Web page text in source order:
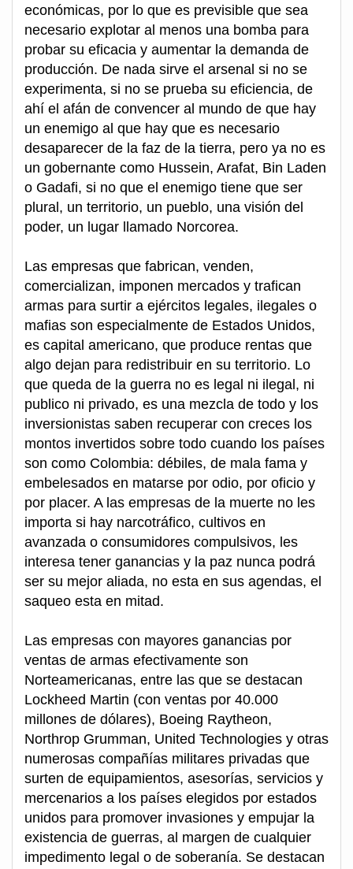
económicas, por lo que es previsible que sea
necesario explotar al menos una bomba para
probar su eficacia y aumentar la demanda de
producción. De nada sirve el arsenal si no se
experimenta, si no se prueba su eficiencia, de
ahí el afán de convencer al mundo de que hay
un enemigo al que hay que es necesario
desaparecer de la faz de la tierra, pero ya no es
un gobernante como Hussein, Arafat, Bin Laden
o Gadafi, si no que el enemigo tiene que ser
plural, un territorio, un pueblo, una visión del
poder, un lugar llamado Norcorea.
Las empresas que fabrican, venden,
comercializan, imponen mercados y trafican
armas para surtir a ejércitos legales, ilegales o
mafias son especialmente de Estados Unidos,
es capital americano, que produce rentas que
algo dejan para redistribuir en su territorio. Lo
que queda de la guerra no es legal ni ilegal, ni
publico ni privado, es una mezcla de todo y los
inversionistas saben recuperar con creces los
montos invertidos sobre todo cuando los países
son como Colombia: débiles, de mala fama y
embelesados en matarse por odio, por oficio y
por placer. A las empresas de la muerte no les
importa si hay narcotráfico, cultivos en
avanzada o consumidores compulsivos, les
interesa tener ganancias y la paz nunca podrá
ser su mejor aliada, no esta en sus agendas, el
saqueo esta en mitad.
Las empresas con mayores ganancias por
ventas de armas efectivamente son
Norteamericanas, entre las que se destacan
Lockheed Martin (con ventas por 40.000
millones de dólares), Boeing Raytheon,
Northrop Grumman, United Technologies y otras
numerosas compañías militares privadas que
surten de equipamientos, asesorías, servicios y
mercenarios a los países elegidos por estados
unidos para promover invasiones y empujar la
existencia de guerras, al margen de cualquier
impedimento legal o de soberanía. Se destacan